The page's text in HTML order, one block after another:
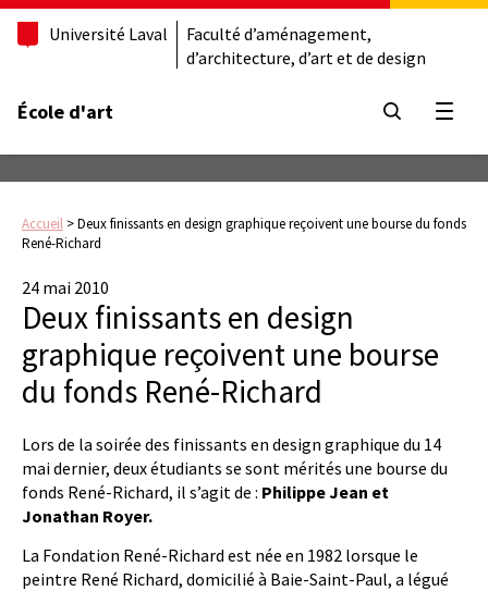
Université Laval
Faculté d’aménagement,
d’architecture, d’art et de design
École d'art
Accueil >Deux finissants en design graphique reçoivent une bourse du fonds
René-Richard
24 mai 2010
Deux finissants en design
graphique reçoivent une bourse
du fonds René-Richard
Lors de la soirée des finissants en design graphique du 14
mai dernier, deux étudiants se sont mérités une bourse du
fonds René-Richard, il s’agit de : Philippe Jean et
Jonathan Royer.
La Fondation René-Richard est née en 1982 lorsque le
peintre René Richard, domicilié à Baie-Saint-Paul, a légué